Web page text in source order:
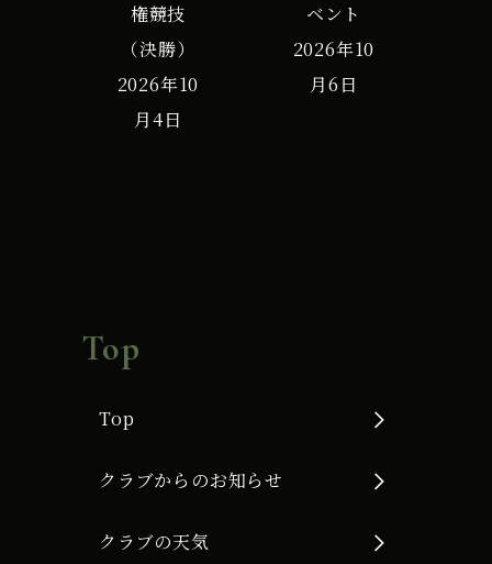
権競技
（決勝）
2026年10
月4日
ベント
2026年10
月6日
Top
Top
クラブからのお知らせ
クラブの天気